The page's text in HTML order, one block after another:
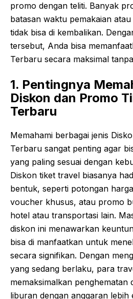
promo dengan teliti. Banyak
batasan waktu pemakaian
tidak bisa di kembalikan.
tersebut, Anda bisa
Terbaru secara maksimal
1. Pentingnya
Diskon dan Promo
Terbaru
Memahami berbagai jenis
Terbaru sangat penting agar
yang paling sesuai dengan
Diskon tiket travel biasanya
bentuk, seperti potongan
voucher khusus, atau promo
hotel atau transportasi lain.
diskon ini menawarkan
bisa di manfaatkan untuk
secara signifikan. Dengan
yang sedang berlaku, para
memaksimalkan penghematan
liburan dengan anggaran lebih